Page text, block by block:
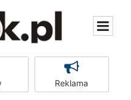
Reklama